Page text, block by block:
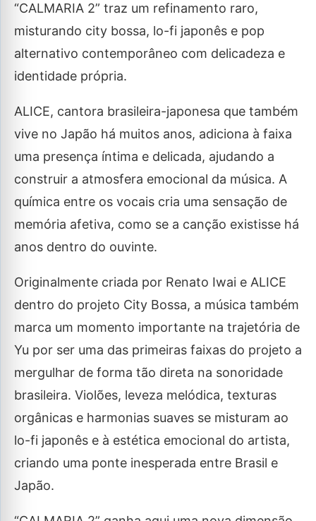
“CALMARIA 2” traz um refinamento raro,
misturando city bossa, lo-fi japonês e pop
alternativo contemporâneo com delicadeza e
identidade própria.
ALICE, cantora brasileira-japonesa que também
vive no Japão há muitos anos, adiciona à faixa
uma presença íntima e delicada, ajudando a
construir a atmosfera emocional da música. A
química entre os vocais cria uma sensação de
memória afetiva, como se a canção existisse há
anos dentro do ouvinte.
Originalmente criada por Renato Iwai e ALICE
dentro do projeto City Bossa, a música também
marca um momento importante na trajetória de
Yu por ser uma das primeiras faixas do projeto a
mergulhar de forma tão direta na sonoridade
brasileira. Violões, leveza melódica, texturas
orgânicas e harmonias suaves se misturam ao
lo-fi japonês e à estética emocional do artista,
criando uma ponte inesperada entre Brasil e
Japão.